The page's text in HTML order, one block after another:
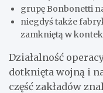
grupę Bonbonetti
niegdyś także
zamkniętą w
Działalność
dotknięta wojną i
część zakładów